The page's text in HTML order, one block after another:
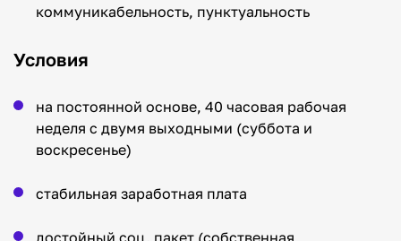
коммуникабельность, пунктуальность
Условия
на постоянной основе, 40 часовая рабочая
неделя с двумя выходными (суббота и
воскресенье)
стабильная заработная плата
достойный соц. пакет (собственная